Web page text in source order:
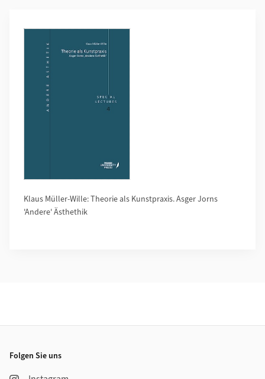
Klaus Müller-Wille: Theorie als Kunstpraxis. Asger Jorns
'Andere' Ästhethik
Folgen Sie uns